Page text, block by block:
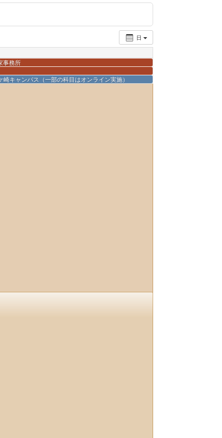
日
事務所
キャンパス（一部の科目はオンライン実施）